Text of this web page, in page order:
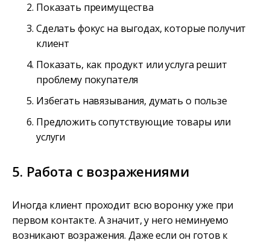
Показать преимущества
Сделать фокус на выгодах, которые получит
клиент
Показать, как продукт или услуга решит
проблему покупателя
Избегать навязывания, думать о пользе
Предложить сопутствующие товары или
услуги
5. Работа с возражениями
Иногда клиент проходит всю воронку уже при
первом контакте. А значит, у него неминуемо
возникают возражения. Даже если он готов к